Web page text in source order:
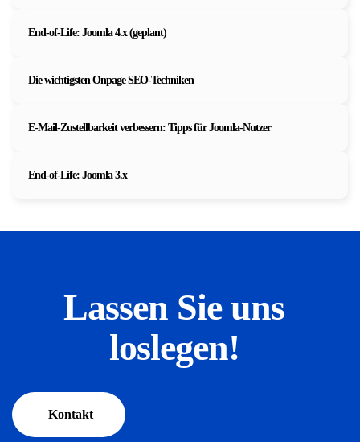
End-of-Life: Joomla 4.x (geplant)
Die wichtigsten Onpage SEO-Techniken
E-Mail-Zustellbarkeit verbessern: Tipps für Joomla-Nutzer
End-of-Life: Joomla 3.x
Lassen Sie uns
loslegen!
Kontakt